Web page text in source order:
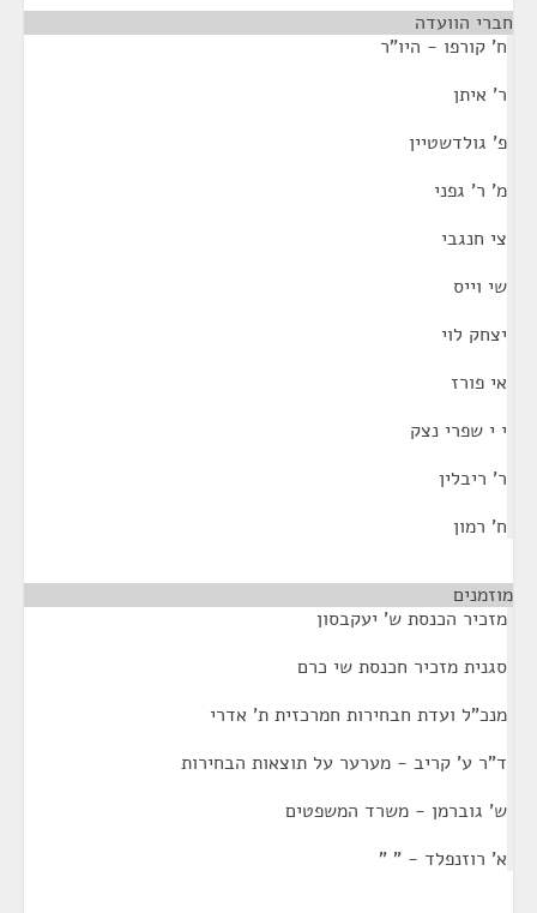
חברי הוועדה
ח' קורפו - היו"ר
ר' איתן
פ' גולדשטיין
מ' ר' גפני
צי חנגבי
שי וייס
יצחק לוי
אי פורז
י י שפרי נצק
ר' ריבלין
ח' רמון
מוזמנים
מזכיר הכנסת ש' יעקבסון
סגנית מזכיר חכנסת שי כרם
מנכ"ל ועדת חבחירות חמרכזית ת' אדרי
ד"ר ע' קריב - מערער על תוצאות הבחירות
ש' גוברמן - משרד המשפטים
א' רוזנפלד - " "